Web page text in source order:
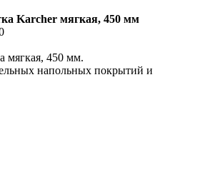
Karcher мягкая, 450 мм
мягкая, 450 мм.
напольных покрытий и